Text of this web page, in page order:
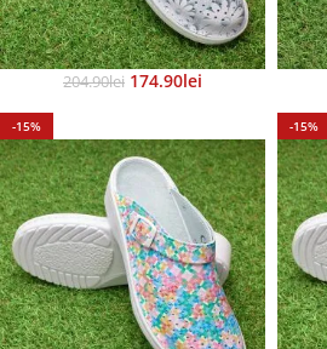
204.90Lei 174.90Lei
-15% -15%